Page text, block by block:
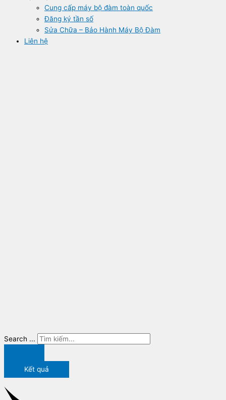
Cung cấp máy bộ đàm toàn quốc
Đăng ký tần số
Sửa Chữa – Bảo Hành Máy Bộ Đàm
Liên hệ
Search ...
Kết quả